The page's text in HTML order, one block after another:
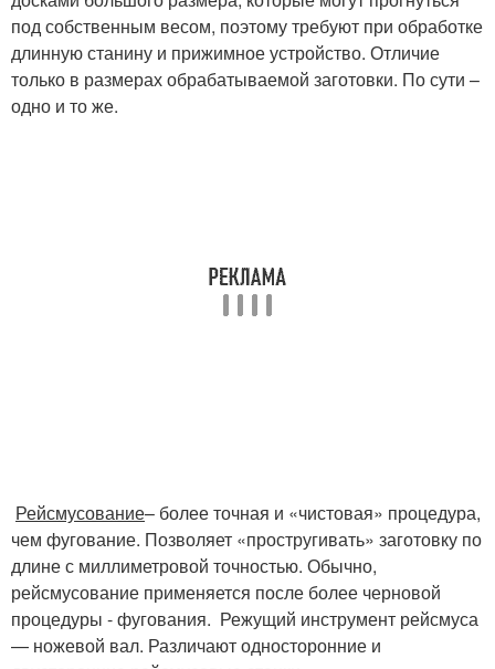
под собственным весом, поэтому требуют при обработке
длинную станину и прижимное устройство. Отличие
только в размерах обрабатываемой заготовки. По сути –
одно и то же.
Рейсмусование– более точная и «чистовая» процедура,
чем фугование. Позволяет «простругивать» заготовку по
длине с миллиметровой точностью. Обычно,
рейсмусование применяется после более черновой
процедуры - фугования. Режущий инструмент рейсмуса
— ножевой вал. Различают односторонние и